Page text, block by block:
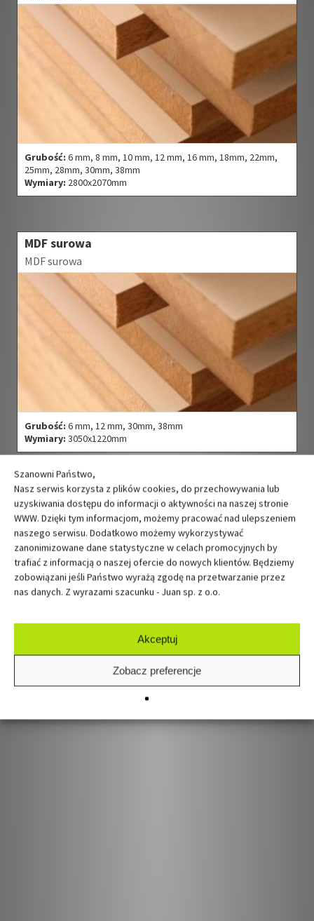
Szanowni Państwo,
Nasz serwis korzysta z plików cookies, do przechowywania lub
uzyskiwania dostępu do informacji o aktywności na naszej stronie
WWW. Dzięki tym informacjom, możemy pracować nad ulepszeniem
naszego serwisu. Dodatkowo możemy wykorzystywać
zanonimizowane dane statystyczne w celach promocyjnych by
trafiać z informacją o naszej ofercie do nowych klientów. Będziemy
zobowiązani jeśli Państwo wyrażą zgodę na przetwarzanie przez
nas danych. Z wyrazami szacunku - Juan sp. z o.o.
Akceptuj
Zobacz preferencje
Grubość: 6 mm, 8 mm, 10 mm, 12 mm, 16 mm, 18mm, 22mm,
25mm, 28mm, 30mm, 38mm
Wymiary: 2800x2070mm
MDF surowa
MDF surowa
Grubość: 6 mm, 12 mm, 30mm, 38mm
Wymiary: 3050x1220mm
MDF surowa
MDF surowa